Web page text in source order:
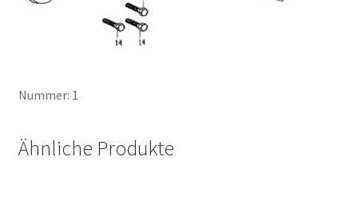
Nummer: 1
Ähnliche Produkte